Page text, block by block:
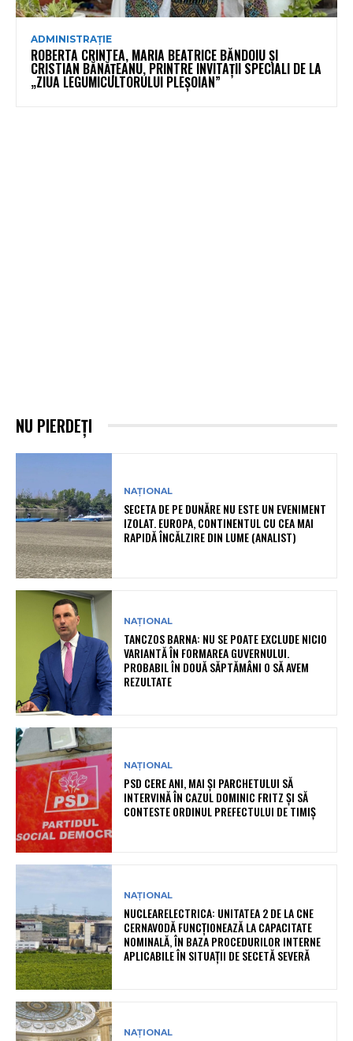
ADMINISTRAȚIE
ROBERTA CRINTEA, MARIA BEATRICE BĂNDOIU ȘI
CRISTIAN BĂNĂȚEANU, PRINTRE INVITAȚII SPECIALI DE LA
„ZIUA LEGUMICULTORULUI PLEȘOIAN”
NU PIERDEȚI
NAȚIONAL
SECETA DE PE DUNĂRE NU ESTE UN EVENIMENT
IZOLAT. EUROPA, CONTINENTUL CU CEA MAI
RAPIDĂ ÎNCĂLZIRE DIN LUME (ANALIST)
NAȚIONAL
TANCZOS BARNA: NU SE POATE EXCLUDE NICIO
VARIANTĂ ÎN FORMAREA GUVERNULUI.
PROBABIL ÎN DOUĂ SĂPTĂMÂNI O SĂ AVEM
REZULTATE
NAȚIONAL
PSD CERE ANI, MAI ȘI PARCHETULUI SĂ
INTERVINĂ ÎN CAZUL DOMINIC FRITZ ȘI SĂ
CONTESTE ORDINUL PREFECTULUI DE TIMIȘ
NAȚIONAL
NUCLEARELECTRICA: UNITATEA 2 DE LA CNE
CERNAVODĂ FUNCȚIONEAZĂ LA CAPACITATE
NOMINALĂ, ÎN BAZA PROCEDURILOR INTERNE
APLICABILE ÎN SITUAȚII DE SECETĂ SEVERĂ
NAȚIONAL